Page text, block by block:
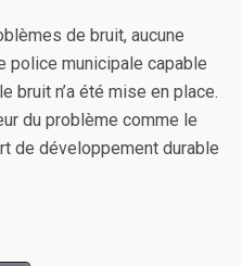
de bruit, aucune
police municipale capable
bruit n’a été mise en place.
du problème comme le
de développement durable